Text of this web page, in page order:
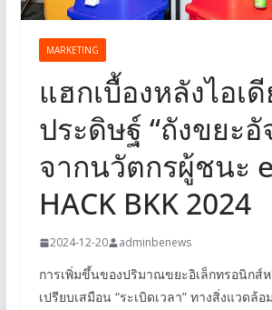
MARKETING
แฮกเบื้องหลังไอเ
ประดิษฐ์ “ถังขยะอั
จากนวัตกรผู้ชนะ
HACK BKK 2024
2024-12-20 adminbenews
การเพิ่มขึ้นของปริมาณขยะอิเล็กทรอนิกส์ห
เปรียบเสมือน “ระเบิดเวลา” ทางสิ่งแวดล้อ